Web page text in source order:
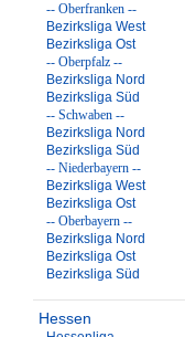
-- Oberfranken --
Bezirksliga West
Bezirksliga Ost
-- Oberpfalz --
Bezirksliga Nord
Bezirksliga Süd
-- Schwaben --
Bezirksliga Nord
Bezirksliga Süd
-- Niederbayern --
Bezirksliga West
Bezirksliga Ost
-- Oberbayern --
Bezirksliga Nord
Bezirksliga Ost
Bezirksliga Süd
Hessen